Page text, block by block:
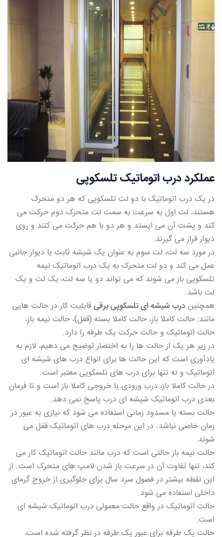
عملکرد درب اتوماتیک تلسکوپی
در یک درب اتوماتیک با دو لت تلسکوپی که هر دو متحرک
هستند، لت اول به سرعت به سمت لت متحرک دوم حرکت می
کند و پشت آن می ایستد و هر دو با هم حرکت می کنند و روی
دیوار قرار می گیرند.
در مورد سه لت، لت سوم به عنوان یک شیشه ثابت یا دیوار جانبی
عمل می کند و دو لت متحرک به یک درب اتوماتیک نیمه
تلسکوپی باز می شوند که می تواند دو یا سه لت، یک لت و یک
لت باشد.
همچنین درب شیشه ای تلسکوپی برقی قابلیت کار در حالت هایی
مانند: حالت کاملا باز، حالت کاملا بسته (قفل)، حالت نیمه باز،
حالت اتوماتیک و حالت حرکت یک طرفه را دارد.
در زیر هر یک از حالت ها را به اختصار توضیح می دهیم، لازم به
یادآوری است که این حالت ها برای انواع درب های شیشه ای
اتوماتیک و نه تنها برای درب های تلسکوپی معتبر است.
در حالت کاملا باز، درب ورودی یا خروجی کاملا باز است و تا فرمان
بعدی درب اتوماتیک شیشه ای درب پاسخ نمی دهد.
حالت بسته یا مسدود زمانی استفاده می شود که نیازی به عبور در
زمان خاصی نباشد. در این مرحله درب های اتوماتیک قفل می
شوند.
حالت نیمه باز حالتی است که درب مانند حالت اتوماتیک کار می
کند، تنها تفاوت آن در سرعت باز شدن لامپ های متحرک است. از
این نقطه بیشتر در فصول سرد سال برای جلوگیری از خروج گرمای
داخلی استفاده می شود.
حالت اتوماتیک در واقع حالت معمولی درب اتوماتیک شیشه ای
است.
حالت یک طرفه برای عبور یک طرفه در نظر گرفته شده است،